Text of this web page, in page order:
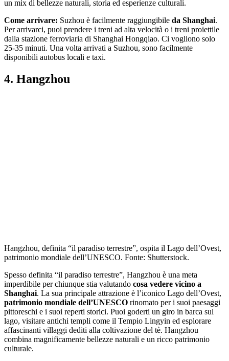
un mix di bellezze naturali, storia ed esperienze culturali.
Come arrivare: Suzhou è facilmente raggiungibile da Shanghai.
Per arrivarci, puoi prendere i treni ad alta velocità o i treni proiettile
dalla stazione ferroviaria di Shanghai Hongqiao. Ci vogliono solo
25-35 minuti. Una volta arrivati a Suzhou, sono facilmente
disponibili autobus locali e taxi.
4. Hangzhou
Hangzhou, definita “il paradiso terrestre”, ospita il Lago dell’Ovest,
patrimonio mondiale dell’UNESCO. Fonte: Shutterstock.
Spesso definita “il paradiso terrestre”, Hangzhou è una meta
imperdibile per chiunque stia valutando cosa vedere vicino a
Shanghai. La sua principale attrazione è l’iconico Lago dell’Ovest,
patrimonio mondiale dell’UNESCO rinomato per i suoi paesaggi
pittoreschi e i suoi reperti storici. Puoi goderti un giro in barca sul
lago, visitare antichi templi come il Tempio Lingyin ed esplorare
affascinanti villaggi dediti alla coltivazione del tè. Hangzhou
combina magnificamente bellezze naturali e un ricco patrimonio
culturale.